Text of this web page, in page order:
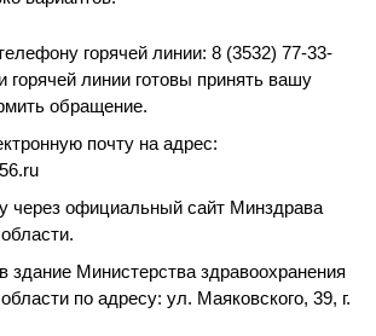
горячей линии: 8 (3532) 77-33-
горячей линии готовы принять вашу
обращение.
почту на адрес:
через официальный сайт Минздрава
здание Министерства здравоохранения
по адресу: ул. Маяковского, 39, г.